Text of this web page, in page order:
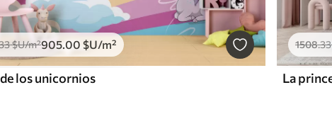
$U/m²905.00 $U/m²
los unicornios
1508.33